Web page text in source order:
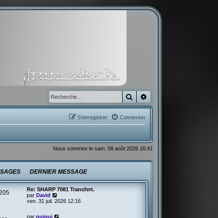
Rechercher
Connexion
S’enregistrer
Nous sommes le sam. 08 août 2026 16:41
DERNIER MESSAGE
Re: SHARP 7081 Transfert.
par David
o
ven. 31 juil. 2026 12:16
par guigui